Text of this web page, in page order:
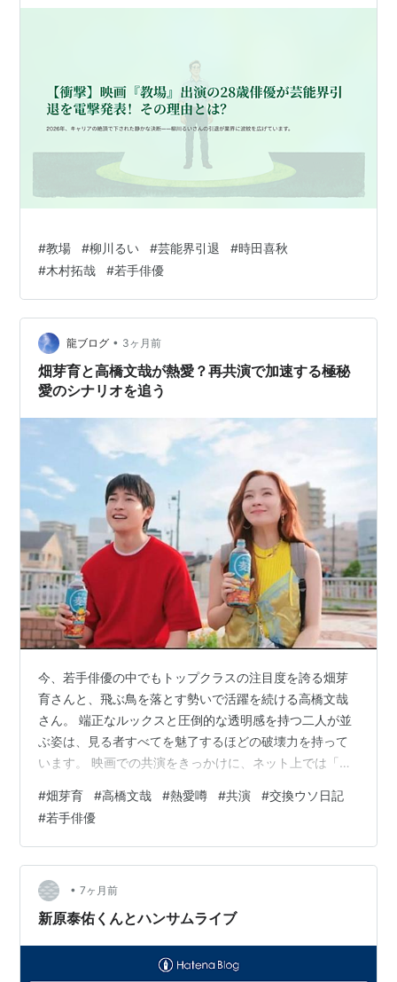
#教場 #柳川るい #芸能界引退 #時田喜秋
#木村拓哉 #若手俳優
龍ブログ • 3ヶ月前
畑芽育と高橋文哉が熱愛？再共演で加速する極秘
愛のシナリオを追う
今、若手俳優の中でもトップクラスの注目度を誇る畑芽
育さんと、飛ぶ鳥を落とす勢いで活躍を続ける高橋文哉
さん。 端正なルックスと圧倒的な透明感を持つ二人が並
ぶ姿は、見る者すべてを魅了するほどの破壊力を持って
います。 映画での共演をきっかけに、ネット上では「二
が絶えず、常に熱愛の噂が囁かれています。 「あの撮影
の裏側で何があったの？」「プライベートでの目撃情報
はある？」と、二人の真実に迫りたいユーザーの関心は
最高潮に達しています。 結論から申し上げますと、畑芽
育さんと高橋文哉さんが熱愛中であるという決定的なス
クープや目撃証言は現時点ではなく、公式には…
#畑芽育 #高橋文哉 #熱愛噂 #共演 #交換ウソ日記
#若手俳優
• 7ヶ月前
新原泰佑くんとハンサムライブ